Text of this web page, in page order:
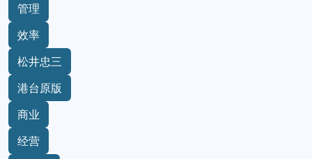
管理
效率
松井忠三
港台原版
商业
经营